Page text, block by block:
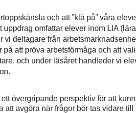
och att ”klä på” våra
omfattar elever inom LIA
deltagare från
att pröva arbetsförmåga och att
och under läsåret handleder vi
övergripande perspektiv för att
att avgöra när frågor bör tas vidare